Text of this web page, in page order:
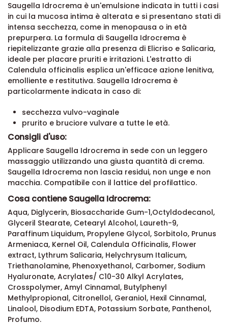
Saugella Idrocrema è un'emulsione indicata in tutti i casi
in cui la mucosa intima è alterata e si presentano stati di
intensa secchezza, come in menopausa o in età
prepurpera. La formula di Saugella Idrocrema è
riepitelizzante grazie alla presenza di Elicriso e Salicaria,
ideale per placare pruriti e irritazioni. L'estratto di
Calendula officinalis esplica un'efficace azione lenitiva,
emolliente e restitutiva. Saugella Idrocrema è
particolarmente indicata in caso di:
secchezza vulvo-vaginale
prurito e bruciore vulvare a tutte le età.
Consigli d'uso:
Applicare Saugella Idrocrema in sede con un leggero
massaggio utilizzando una giusta quantità di crema.
Saugella Idrocrema non lascia residui, non unge e non
macchia. Compatibile con il lattice del profilattico.
Cosa contiene Saugella Idrocrema:
Aqua, Diglycerin, Biosaccharide Gum-1,Octyldodecanol,
Glyceril Stearate, Cetearyl Alcohol, Laureth-9,
Paraffinum Liquidum, Propylene Glycol, Sorbitolo, Prunus
Armeniaca, Kernel Oil, Calendula Officinalis, Flower
extract, Lythrum Salicaria, Helychrysum Italicum,
Triethanolamine, Phenoxyethanol, Carbomer, Sodium
Hyaluronate, Acrylates/ C10-30 Alkyl Acrylates,
Crosspolymer, Amyl Cinnamal, Butylphenyl
Methylpropional, Citronellol, Geraniol, Hexil Cinnamal,
Linalool, Disodium EDTA, Potassium Sorbate, Panthenol,
Profumo.